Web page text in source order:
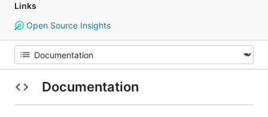
Links
Open Source Insights
Documentation